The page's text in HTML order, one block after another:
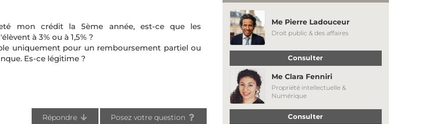
mon crédit la 5ème année, est-ce que les
à 3% ou à 1,5% ?
uniquement pour un remboursement partiel ou
Es-ce légitime ?
Répondre Posez votre question
Me Pierre Ladouceur
Droit public & des affaires
Consulter
Me Clara Fenniri
Propriété intellectuelle &
Numérique
Consulter